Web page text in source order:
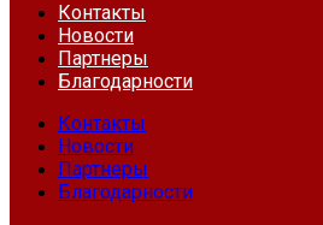
Контакты
Новости
Партнеры
Благодарности
Контакты
Новости
Партнеры
Благодарности